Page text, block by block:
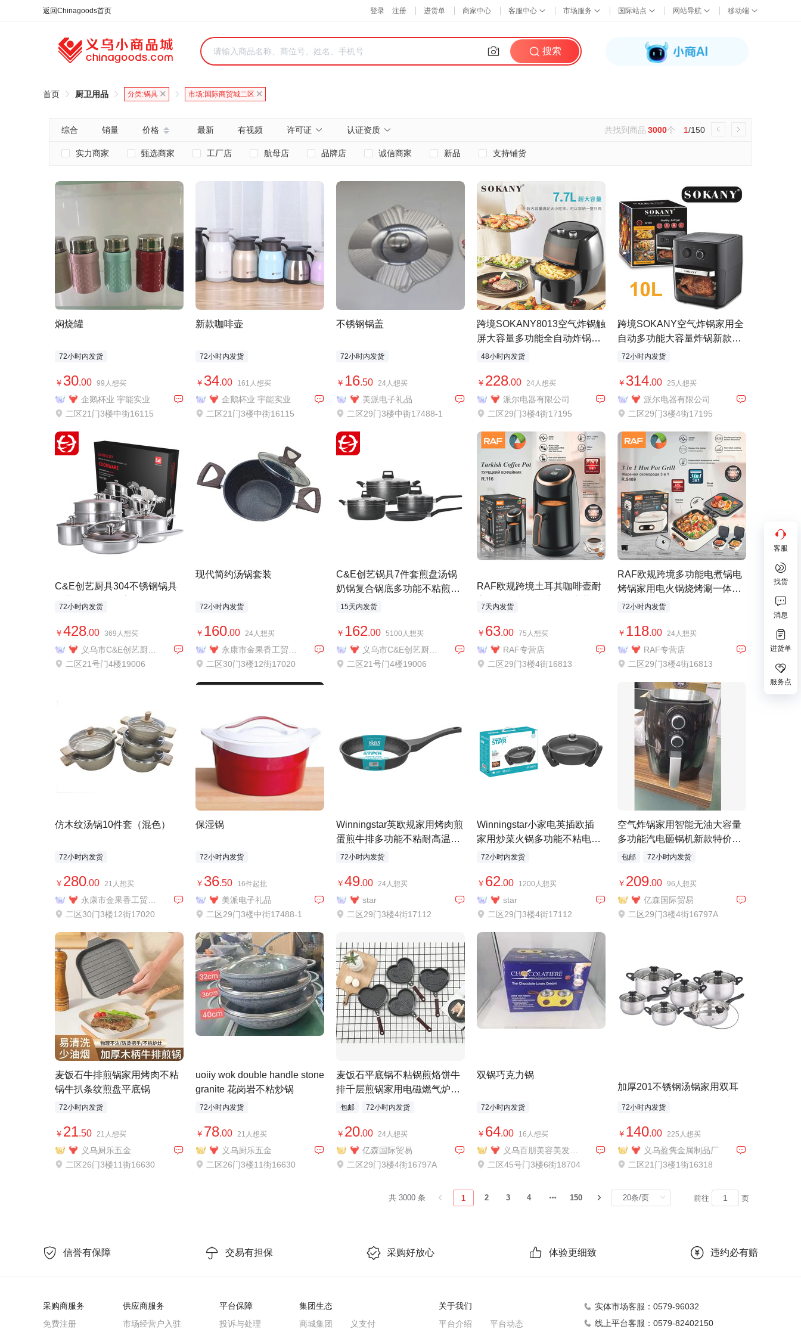
搜索
首页 厨卫用品 分类:锅具 市场:国际商贸城二区
综合 销量 价格 最新 有视频 许可证 认证资质 共找到商品 3000个 1/150
实力商家 甄选商家 工厂店 航母店 品牌店 诚信商家 新品 支持铺货
焖烧罐
72小时内发货
￥ 30.00 99人想买
企鹅杯业 宇能实业
二区21门3楼中街16115
新款咖啡壶
72小时内发货
￥ 34.00 161人想买
企鹅杯业 宇能实业
二区21门3楼中街16115
不锈钢锅盖
72小时内发货
￥ 16.50 24人想买
美派电子礼品
二区29门3楼中街17488-1
跨境SOKANY8013空气炸锅触
屏大容量多功能全自动炸锅炸
鸡薯条烤箱
48小时内发货
￥ 228.00 24人想买
派尔电器有限公司
二区29门3楼4街17195
跨境SOKANY空气炸锅家用全
自动多功能大容量炸锅新款
003
72小时内发货
￥ 314.00 25人想买
派尔电器有限公司
二区29门3楼4街17195
C&E创艺厨具304不锈钢锅具
72小时内发货
￥428.00 369人想买
二区21号门4楼19006
现代简约汤锅套装
72小时内发货
￥ 160.00 24人想买
二区30门3楼12街17020
C&E创艺锅具7件套煎盘汤锅
奶锅复合锅底多功能不粘煎厨
房用品家用
15天内发货
￥ 162.00 5100人想买
二区21号门4楼19006
RAF欧规跨境土耳其咖啡壶耐
7天内发货
￥ 63.00 75人想买
RAF专营店
二区29门3楼4街16813
RAF欧规跨境多功能电煮锅电
烤锅家用电火锅烧烤涮一体锅
煎电饼档烤肉机
72小时内发货
￥ 118.00 24人想买
RAF专营店
二区29门3楼4街16813
仿木纹汤锅10件套（混色）
72小时内发货
￥ 280.00 21人想买
二区30门3楼12街17020
保湿锅
72小时内发货
￥ 36.50 16件起批
美派电子礼品
二区29门3楼中街17488-1
Winningstar英欧规家用烤肉煎
蛋煎牛排多功能不粘耐高温烤
盘煎盘
72小时内发货
￥49.00 24人想买
star
二区29门3楼4街17112
Winningstar小家电英插欧插
家用炒菜火锅多功能不粘电热
锅炒锅
72小时内发货
￥ 62.00 1200人想买
star
二区29门3楼4街17112
空气炸锅家用智能无油大容量
多功能汽电砸锅机新款特价黑
色
包邮 72小时内发货
￥ 209.00 96人想买
亿森国际贸易
二区29门3楼4街16797A
麦饭石牛排煎锅家用烤肉不粘
锅牛扒条纹煎盘平底锅
72小时内发货
￥ 21.50 21人想买
义乌厨乐五金
二区26门3楼11街16630
uoiiy wok double handle stone
granite 花岗岩不粘炒锅
72小时内发货
￥ 78.00 21人想买
义乌厨乐五金
二区26门3楼11街16630
麦饭石平底锅不粘锅煎烙饼牛
排千层煎锅家用电磁燃气炉煎
蛋炒菜锅
包邮 72小时内发货
￥ 20.00 24人想买
亿森国际贸易
二区29门3楼4街16797A
双锅巧克力锅
72小时内发货
￥ 64.00 16人想买
二区45号门3楼6街18704
加厚201不锈钢汤锅家用双耳
72小时内发货
￥ 140.00 225人想买
义乌盈隽金属制品厂
二区21门3楼1街16318
共 3000 条 1 2 3 4 150 前往 页